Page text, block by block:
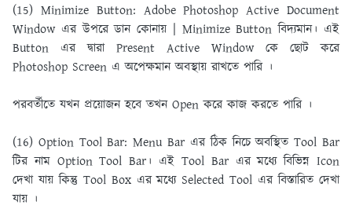
(15) Minimize Button: Adobe Photoshop Active Document
Window এর উপরে ডান কোনায় | Minimize Button বিদ্যমান। এই
Button এর দ্বারা Present Active Window কে ছােট করে
Photoshop Screen এ অপেক্ষমান অবস্থায় রাখতে পারি ।
পরবর্তীতে যখন প্রয়ােজন হবে তখন Open করে কাজ করতে পারি ।
(16) Option Tool Bar:Menu Bar এর ঠিক নিচে অবস্থিত Tool Bar
টির নাম Option Tool Bar। এই Tool Bar এর মধ্যে বিভিন্ন Icon
দেখা যায় কিন্তু Tool Box এর মধ্যে Selected Tool এর বিস্তারিত দেখা
যায় ।